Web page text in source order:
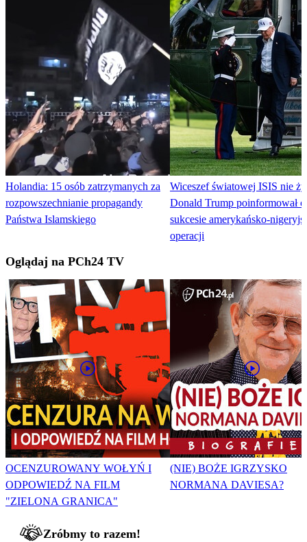
Holandia: 15 osób zatrzymanych za
rozpowszechnianie propagandy
Państwa Islamskiego
Wiceszef światowej ISIS nie
Donald Trump poinformował o
sukcesie amerykańsko-
operacji
Oglądaj na PCh24 TV
OCENZUROWANY WOŁYŃ I
ODPOWIEDŹ NA FILM
"ZIELONA GRANICA"
(NIE) BOŻE IGRZYSKO
NORMANA DAVIESA?
Zróbmy to razem!